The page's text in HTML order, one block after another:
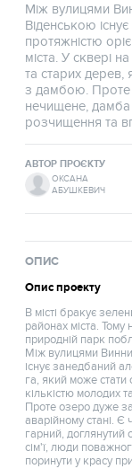
Між вулицями
Віденською
протяжністю
міста. У сквері
та старих
з дамбою. Проте
нечищене, дамба
розчищення та
АВТОР ПРОЄКТУ
ОКСАНА
АБУШКЕВИЧ
ОПИС
Опис проекту
В місті бракує
районах міста.
природній парк
Між вулицями
існує занедбаний
га, який може стати
кількістю молодих
Проте озеро дуже
аварійному стані. Є
гарний, доглянутий
сім'ї, люди
поринути у красу